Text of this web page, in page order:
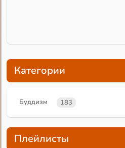
Категории
Буддизм 183
Плейлисты